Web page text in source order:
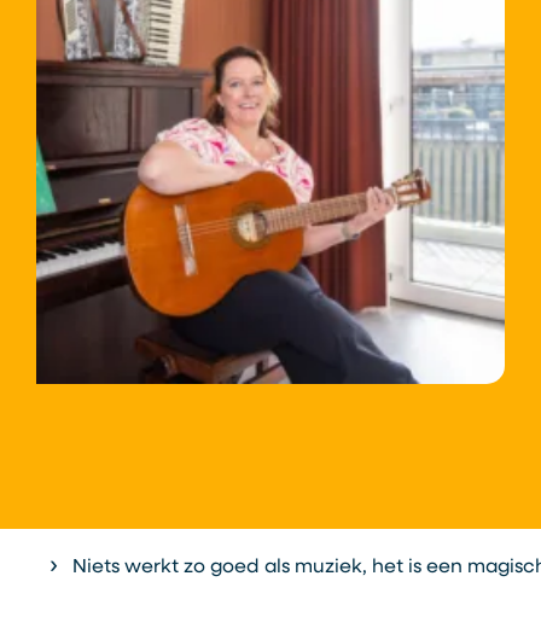
HomeNiets werkt zo goed als muziek, het is een